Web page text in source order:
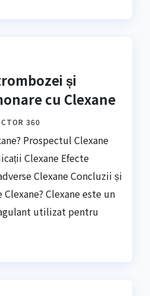
și
cu Clexane
360
Prospectul Clexane
Clexane Efecte
Clexane Concluzii și
Clexane este un
utilizat pentru